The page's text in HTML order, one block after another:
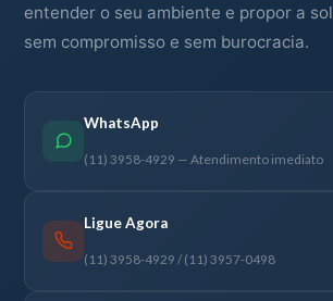
entender o seu ambiente e propor a
sem compromisso e sem burocracia.
WhatsApp
(11) 3958-4929 — Atendimento imediato
Ligue Agora
(11) 3958-4929 / (11) 3957-0498